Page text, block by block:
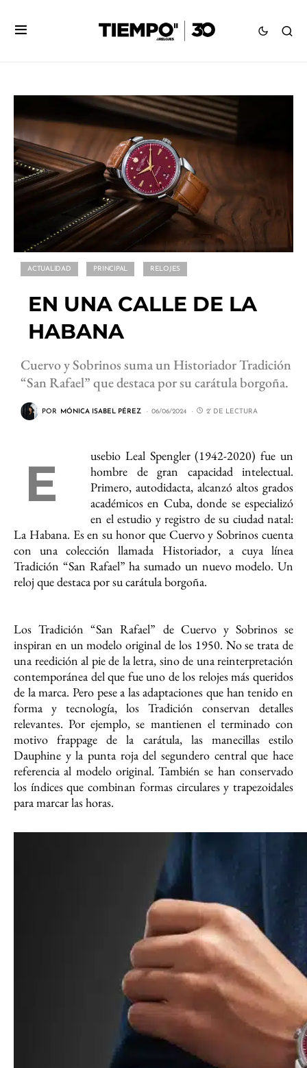
ACTUALIDAD PRINCIPAL RELOJES
EN UNA CALLE DE LA
HABANA
Cuervo y Sobrinos suma un Historiador Tradición
“San Rafael” que destaca por su carátula borgoña.
POR MÓNICA ISABEL PÉREZ 06/06/2024 2' DE LECTURA
E
usebio Leal Spengler (1942-2020) fue un
hombre de gran capacidad intelectual.
Primero, autodidacta, alcanzó altos grados
académicos en Cuba, donde se especializó
en el estudio y registro de su ciudad natal:
La Habana. Es en su honor que Cuervo y Sobrinos cuenta
con una colección llamada Historiador, a cuya línea
Tradición “San Rafael” ha sumado un nuevo modelo. Un
reloj que destaca por su carátula borgoña.
Los Tradición “San Rafael” de Cuervo y Sobrinos se
inspiran en un modelo original de los 1950. No se trata de
una reedición al pie de la letra, sino de una reinterpretación
contemporánea del que fue uno de los relojes más queridos
de la marca. Pero pese a las adaptaciones que han tenido en
forma y tecnología, los Tradición conservan detalles
relevantes. Por ejemplo, se mantienen el terminado con
motivo frappage de la carátula, las manecillas estilo
Dauphine y la punta roja del segundero central que hace
referencia al modelo original. También se han conservado
los índices que combinan formas circulares y trapezoidales
para marcar las horas.